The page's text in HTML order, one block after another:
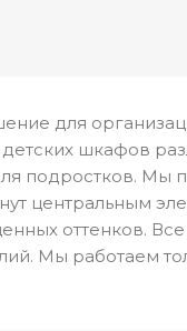
для
шкафов
подростков.
центральным
оттенков.
Мы работаем